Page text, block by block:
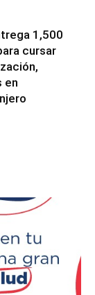
1,500
cursar
en